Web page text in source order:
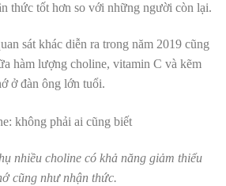
thức tốt hơn so với những người còn lại.
sát khác diễn ra trong năm 2019 cũng
hàm lượng choline, vitamin C và kẽm
ở đàn ông lớn tuổi.
nhiều choline có khả năng giảm thiểu
cũng như nhận thức.